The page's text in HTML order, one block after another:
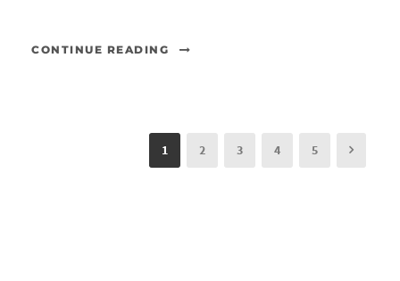
CONTINUE READING
1 2 3 4 5